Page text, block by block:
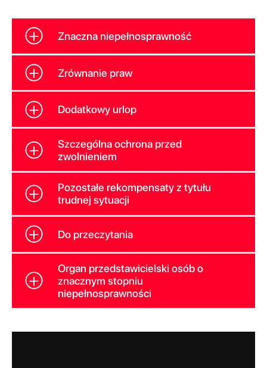
Znaczna niepełnosprawność
Zrównanie praw
Dodatkowy urlop
Szczególna ochrona przed
zwolnieniem
Pozostałe rekompensaty z tytułu
trudnej sytuacji
Do przeczytania
Organ przedstawicielski osób o
znacznym stopniu
niepełnosprawności